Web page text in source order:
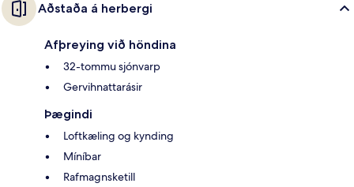
Aðstaða á herbergi
Afþreying við höndina
32-tommu sjónvarp
Gervihnattarásir
Þægindi
Loftkæling og kynding
Míníbar
Rafmagnsketill